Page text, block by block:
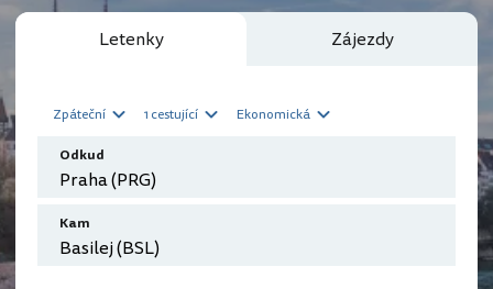
Letenky Zájezdy
Zpáteční 1 cestující Ekonomická
Odkud
Kam